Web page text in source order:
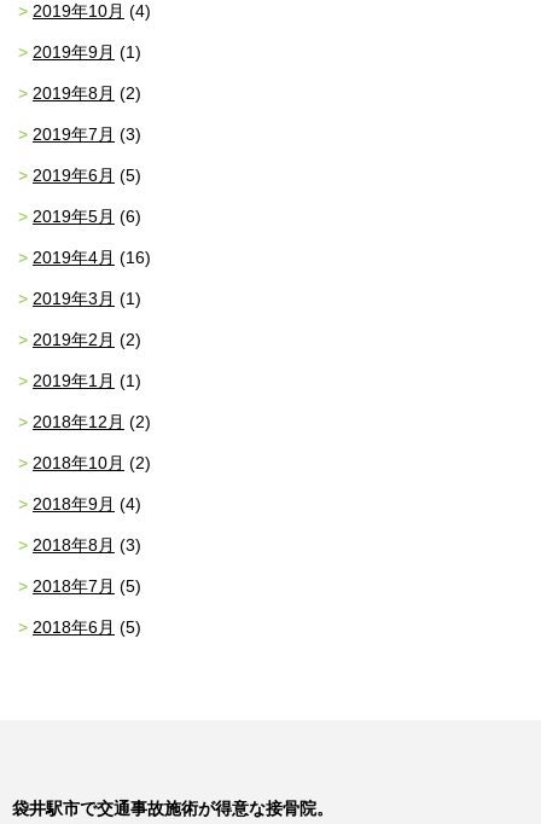
2019年10月 (4)
2019年9月 (1)
2019年8月 (2)
2019年7月 (3)
2019年6月 (5)
2019年5月 (6)
2019年4月 (16)
2019年3月 (1)
2019年2月 (2)
2019年1月 (1)
2018年12月 (2)
2018年10月 (2)
2018年9月 (4)
2018年8月 (3)
2018年7月 (5)
2018年6月 (5)
袋井駅市で交通事故施術が得意な接骨院。